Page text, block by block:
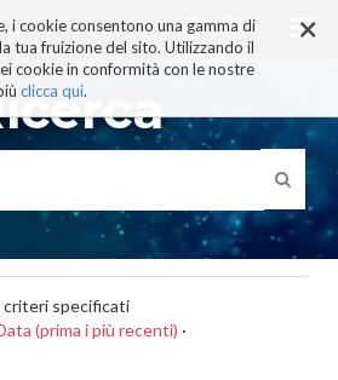
×
i cookie consentono una gamma di
tua fruizione del sito. Utilizzando il
cookie in conformità con le nostre
clicca qui.
ai
contenuti.
|
alla
navigazione
criteri specificati
(prima i più recenti) ·